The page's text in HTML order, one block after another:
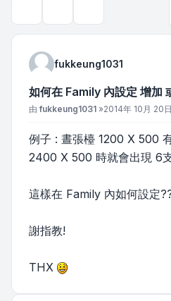
fukkeung1031
如何在 Family 內設定 增加
文章
由fukkeung1031 »2014年 10月 20
例子 : 晝張檯 1200 X 500
2400 X 500 時就會出現 6
這樣在 Family 內如何設定
謝指教!
THX